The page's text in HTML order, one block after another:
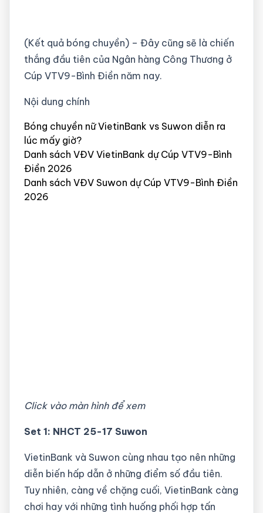
(Kết quả bóng chuyền) – Đây cũng sẽ là chiến
thắng đầu tiên của Ngân hàng Công Thương ở
Cúp VTV9-Bình Điền năm nay.
Nội dung chính
Bóng chuyền nữ VietinBank vs Suwon diễn ra
lúc mấy giờ?
Danh sách VĐV VietinBank dự Cúp VTV9-Bình
Điền 2026
Danh sách VĐV Suwon dự Cúp VTV9-Bình Điền
2026
Click vào màn hình để xem
Set 1: NHCT 25-17 Suwon
VietinBank và Suwon cùng nhau tạo nên những
diễn biến hấp dẫn ở những điểm số đầu tiên.
Tuy nhiên, càng về chặng cuối, VietinBank càng
chơi hay với những tình huống phối hợp tấn